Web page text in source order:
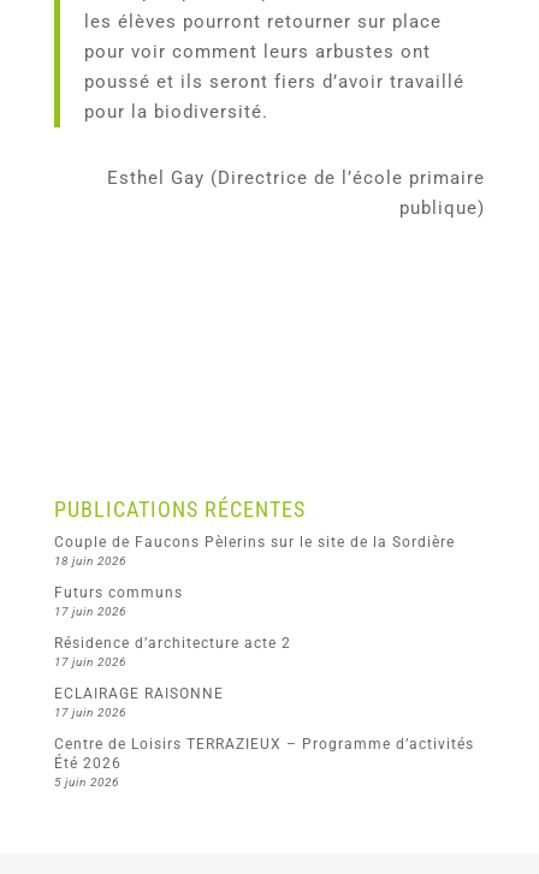
les élèves pourront retourner sur place
pour voir comment leurs arbustes ont
poussé et ils seront fiers d’avoir travaillé
pour la biodiversité.
Esthel Gay (Directrice de l’école primaire
publique)
PUBLICATIONS RÉCENTES
Couple de Faucons Pèlerins sur le site de la Sordière
18 juin 2026
Futurs communs
17 juin 2026
Résidence d’architecture acte 2
17 juin 2026
ECLAIRAGE RAISONNE
17 juin 2026
Centre de Loisirs TERRAZIEUX – Programme d’activités
Été 2026
5 juin 2026